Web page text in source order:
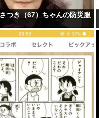
つき（67）ちゃんの防災服